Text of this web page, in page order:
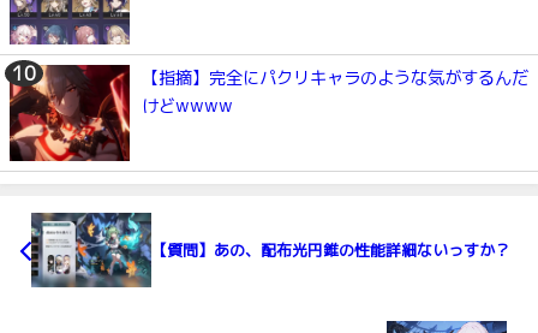
【指摘】完全にパクリキャラのような気がするんだ
けどwwww
【質問】あの、配布光円錐の性能詳細ないっすか？